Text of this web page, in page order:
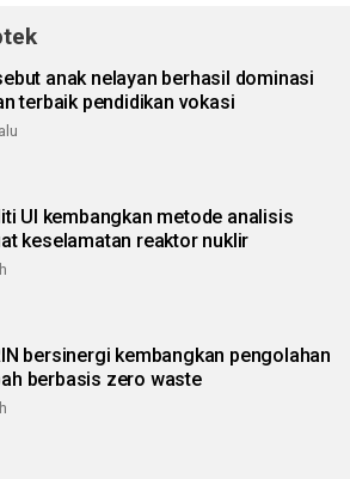
anak nelayan berhasil dominasi
terbaik pendidikan vokasi
UI kembangkan metode analisis
keselamatan reaktor nuklir
bersinergi kembangkan pengolahan
berbasis zero waste